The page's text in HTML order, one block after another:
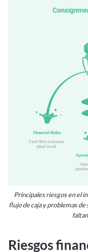
Principales riesgos en el
flujo de caja y problemas
Riesgos